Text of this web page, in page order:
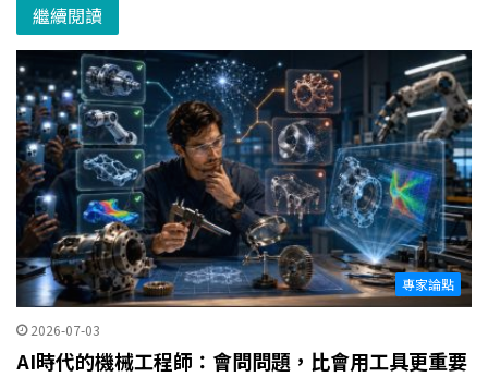
繼續閱讀
專家論點
2026-07-03
AI時代的機械工程師：會問問題，比會用工具更重要